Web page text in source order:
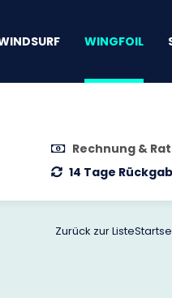
WINGFOIL
Rechnung &
14 Tage
Zurück zur Liste